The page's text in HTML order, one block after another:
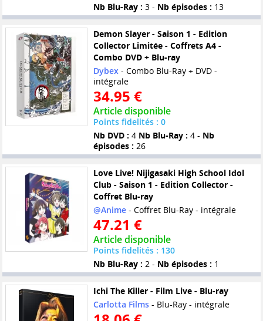
Nb Blu-Ray : 3 - Nb épisodes : 13
Demon Slayer - Saison 1 - Edition
Collector Limitée - Coffrets A4 -
Combo DVD + Blu-ray
Dybex- Combo Blu-Ray + DVD -
intégrale
34.95 €
Article disponible
Points fidelités : 0
Nb DVD : 4 Nb Blu-Ray : 4 - Nb
épisodes : 26
Love Live! Nijigasaki High School Idol
Club - Saison 1 - Edition Collector -
Coffret Blu-ray
@Anime- Coffret Blu-Ray - intégrale
47.21 €
Article disponible
Points fidelités : 130
Nb Blu-Ray : 2 - Nb épisodes : 1
Ichi The Killer - Film Live - Blu-ray
Carlotta Films- Blu-Ray - intégrale